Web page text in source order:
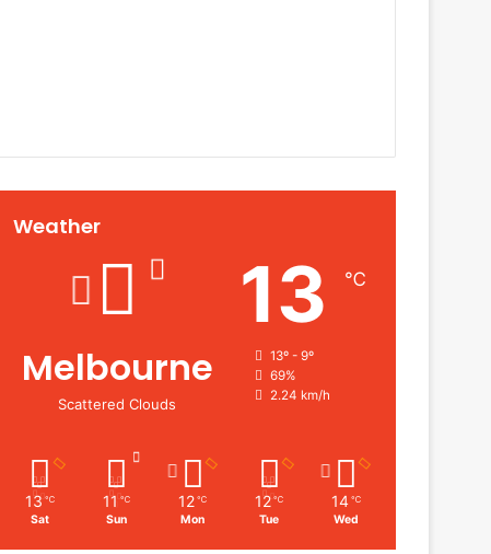
Weather
Melbourne
Scattered Clouds
13 ℃
13º - 9º
69%
2.24 km/h
13 ℃
Sat
11 ℃
Sun
12 ℃
Mon
12 ℃
Tue
14 ℃
Wed